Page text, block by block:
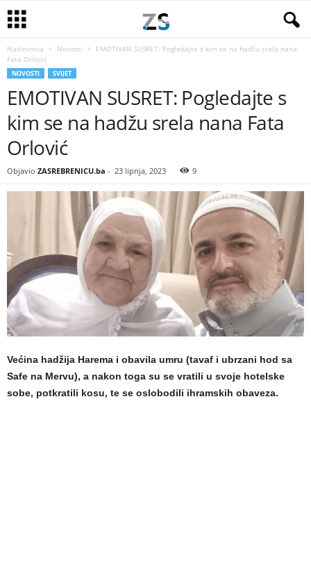
Naslovnica Novosti
EMOTIVAN SUSRET: Pogledajte s kim se na hadžu srela nana
Fata Orlović
NOVOSTI SVIJET
EMOTIVAN SUSRET: Pogledajte s
kim se na hadžu srela nana Fata
Orlović
Objavio ZASREBRENICU.ba - 23 lipnja, 2023 9
Većina hadžija Harema i obavila umru (tavaf i ubrzani hod sa
Safe na Mervu), a nakon toga su se vratili u svoje hotelske
sobe, potkratili kosu, te se oslobodili ihramskih obaveza.